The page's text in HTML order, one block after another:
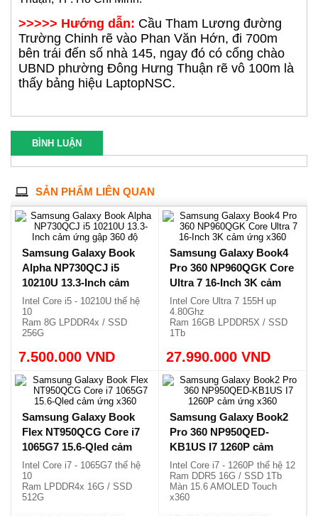
- LaptopNSC - Nơi mua bán laptop cũ uy tín chất
lượng tại TP. HCM.
- Hotline (Zalo, Facebook....): 0918 054 064 Thủy
- Địa chỉ: 24/9a Phan Văn Hớn, Phường Đông Hưng
>>>>> Hướng dẫn:Cầu Tham Lương đường
Trường Chinh rẽ vào Phan Văn Hớn, đi 700m
bên trái đến số nhà 145, ngay đó có cổng chào
UBND phường Đông Hưng Thuận rẽ vô 100m là
thấy bảng hiệu LaptopNSC.
BÌNH LUẬN
SẢN PHẨM LIÊN QUAN
Samsung Galaxy Book
Alpha NP730QCJ i5
10210U 13.3-Inch cảm
ứng gập 360 độ
Intel Core i5 - 10210U thế hệ
Ram 8G LPDDR4x / SSD
256G
Màn hình QLED cảm ứng
x360
Vỏ nhôm, siêu mỏng, nhẹ
1.19kg.
7.500.000 VND
Samsung Galaxy Book4
Pro 360 NP960QGK Core
Ultra 7 16-Inch 3K cảm
ứng x360
Intel Core Ultra 7 155H up
Ram 16GB LPDDR5X / SSD
1Tb
Màn hình 16.0 3K AMOLED
120Hz
Cảm ứng gập 360 độ, nhẹ
1.66kg.
27.990.000 VND